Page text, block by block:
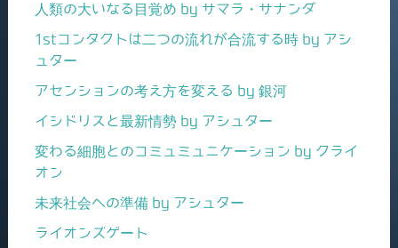
人類の大いなる目覚め by サマラ・サナンダ
1stコンタクトは二つの流れが合流する時 by アシ
ュター
アセンションの考え方を変える by 銀河
イシドリスと最新情勢 by アシュター
変わる細胞とのコミュミュニケーション by クライ
オン
未来社会への準備 by アシュター
ライオンズゲート